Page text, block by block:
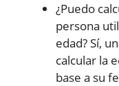
¿Puedo
persona
edad? Sí,
calcular la
base a su